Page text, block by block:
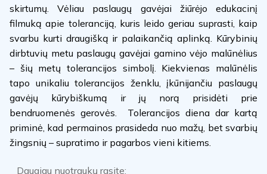
skirtumų. Vėliau paslaugų gavėjai žiūrėjo edukacinį
filmuką apie toleranciją, kuris leido geriau suprasti, kaip
svarbu kurti draugišką ir palaikančią aplinką. Kūrybinių
dirbtuvių metu paslaugų gavėjai gamino vėjo malūnėlius
– šių metų tolerancijos simbolį. Kiekvienas malūnėlis
tapo unikaliu tolerancijos ženklu, įkūnijančiu paslaugų
gavėjų kūrybiškumą ir jų norą prisidėti prie
bendruomenės gerovės. Tolerancijos diena dar kartą
priminė, kad permainos prasideda nuo mažų, bet svarbių
žingsnių – supratimo ir pagarbos vieni kitiems.
Daugiau nuotraukų rasite: